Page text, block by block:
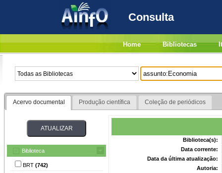
Consulta
Home Bibliotecas
Acervo documental Produção científica Coleção de periódicos
Biblioteca
BRT (742)
Biblioteca(s):
Data corrente:
Data da última atualização:
Autoria: